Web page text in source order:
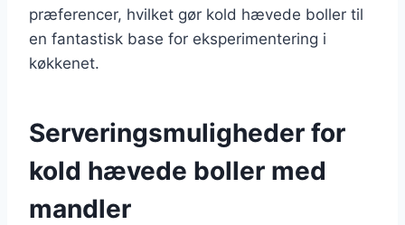
præferencer, hvilket gør kold hævede boller til
en fantastisk base for eksperimentering i
køkkenet.
Serveringsmuligheder for
kold hævede boller med
mandler